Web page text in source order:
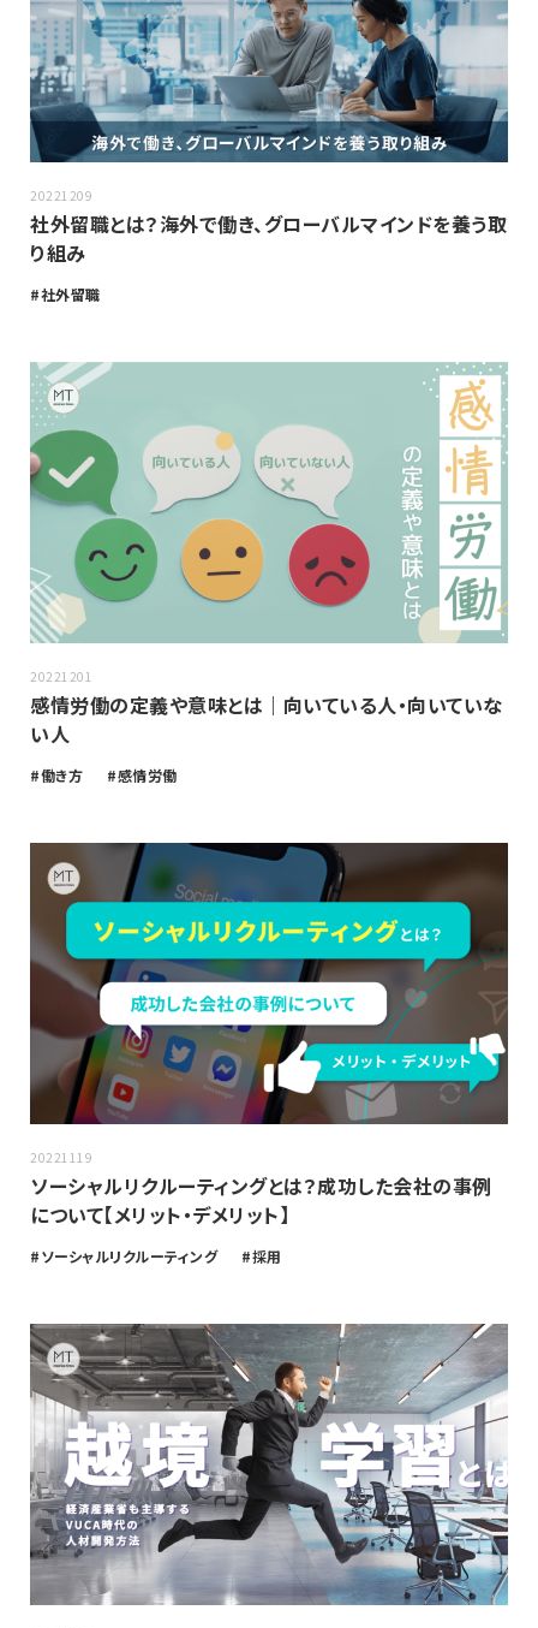
20221209
社外留職とは？海外で働き、グローバルマインドを養う取
り組み
社外留職
20221201
感情労働の定義や意味とは｜向いている人・向いていな
い人
働き方 感情労働
20221119
ソーシャルリクルーティングとは？成功した会社の事例
について【メリット・デメリット】
ソーシャルリクルーティング 採用